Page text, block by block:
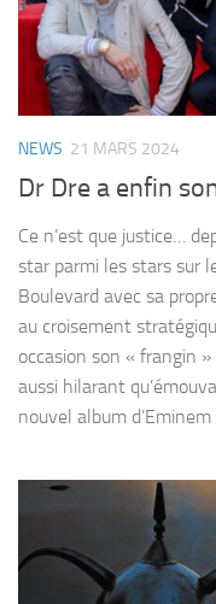
NEWS 21 MARS 2024
Dr Dre a enfin
Ce n’est que justice…
star parmi les stars sur
Boulevard avec sa
au croisement
occasion son « frangin
aussi hilarant
nouvel album